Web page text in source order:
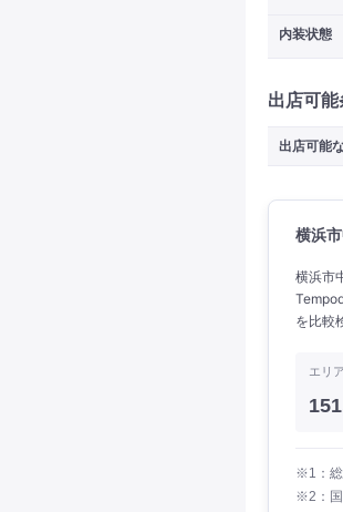
内装状態
出店可能
出店可能
横浜
横浜市
を比較
エリ
※1：総
※2：国